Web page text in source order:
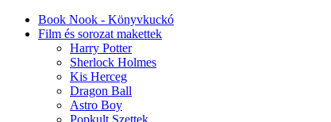
Book Nook - Könyvkuckó
Film és sorozat makettek
Harry Potter
Sherlock Holmes
Kis Herceg
Dragon Ball
Astro Boy
Popkult Szettek